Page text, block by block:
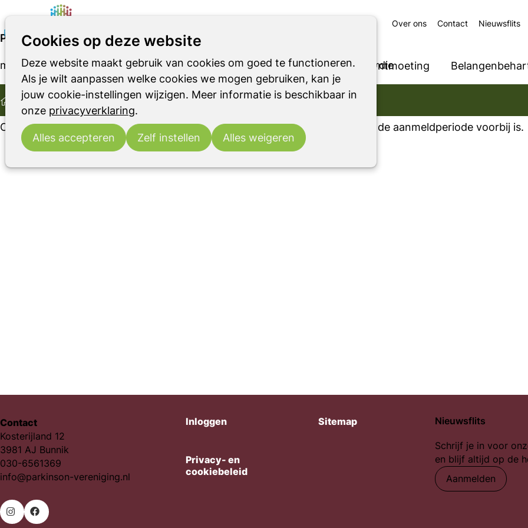
Cookies op deze website
Deze website maakt gebruik van cookies om goed te functioneren.
Als je wilt aanpassen welke cookies we mogen gebruiken, kan je
jouw cookie-instellingen wijzigen. Meer informatie is beschikbaar in
onze privacyverklaring.
Alles accepteren Zelf instellen Alles weigeren
Home
Parkinson Parkinsonismen RBD Ondersteuning Ontmoeting
Over ons Contact Nieuwsflits
Parkinson Kookclub: Parkinson? Samen koken, samen eten! Alkmaar
maandag 24 februari 2025 van 16:30 uur tot 20:00 uur bij Wijkcentrum Overdie
De aanmeldperiode is voorbij
Op dit moment is het niet meer mogelijk om je alsnog aan te melden omdat de aanmeldperiode voorbij is.
Contact
Kosterijland 12
3981 AJ Bunnik
030-6561369
info@parkinson-vereniging.nl
Inloggen Sitemap
Privacy- en
cookiebeleid
Nieuwsflits
Schrijf je in voor
en blijf altijd op de
Aanmelden